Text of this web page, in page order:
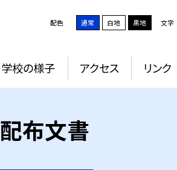
配色 通常 白地 黒地 文字
学校の様子 アクセス リンク
配布文書